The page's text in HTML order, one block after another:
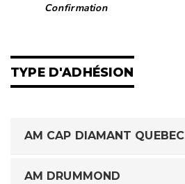
Confirmation
TYPE D'ADHÉSION
AM CAP DIAMANT QUEBEC
AM DRUMMOND